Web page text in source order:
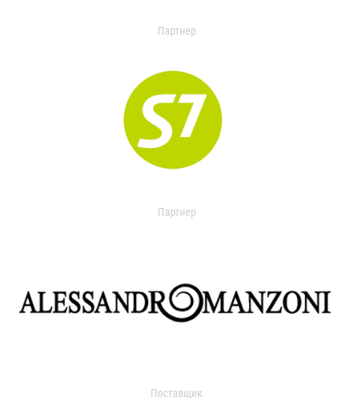
Партнер
Партнер
Поставщик